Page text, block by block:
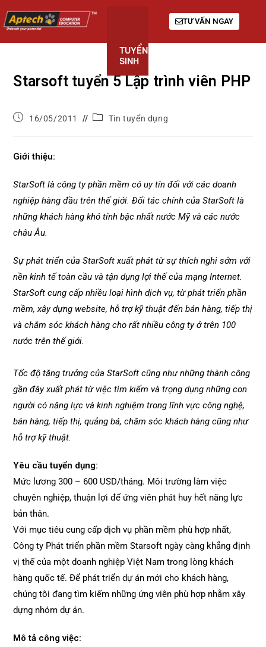
TUYỂN
SINH
TƯ VẤN NGAY
Starsoft tuyển 5 Lập trình viên PHP
16/05/2011 Tin tuyển dụng
Giới thiệu:
StarSoft là công ty phần mềm có uy tín đối với các doanh
nghiệp hàng đầu trên thế giới. Đối tác chính của StarSoft là
những khách hàng khó tính bậc nhất nước Mỹ và các nước
châu Âu.
Sự phát triển của StarSoft xuất phát từ sự thích nghi sớm với
nền kinh tế toàn cầu và tận dụng lợi thế của mạng Internet.
StarSoft cung cấp nhiều loại hình dịch vụ, từ phát triển phần
mềm, xây dựng website, hỗ trợ kỹ thuật đến bán hàng, tiếp thị
và chăm sóc khách hàng cho rất nhiều công ty ở trên 100
nước trên thế giới.
Tốc độ tăng trưởng của StarSoft cũng như những thành công
gần đây xuất phát từ việc tìm kiếm và trọng dụng những con
người có năng lực và kinh nghiệm trong lĩnh vực công nghệ,
bán hàng, tiếp thị, quảng bá, chăm sóc khách hàng cũng như
hỗ trợ kỹ thuật.
Yêu cầu tuyển dụng:
Mức lương 300 – 600 USD/tháng. Môi trường làm việc
chuyên nghiệp, thuận lợi để ứng viên phát huy hết năng lực
bản thân.
Với mục tiêu cung cấp dịch vụ phần mềm phù hợp nhất,
Công ty Phát triển phần mềm Starsoft ngày càng khẳng định
vị thế của một doanh nghiệp Việt Nam trong lòng khách
hàng quốc tế. Để phát triển dự án mới cho khách hàng,
chúng tôi đang tìm kiếm những ứng viên phù hợp nhằm xây
dựng nhóm dự án.
Mô tả công việc: